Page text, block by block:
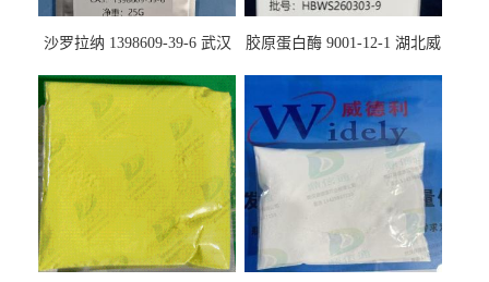
沙罗拉纳 1398609-39-6 武汉
胶原蛋白酶 9001-12-1 湖北威